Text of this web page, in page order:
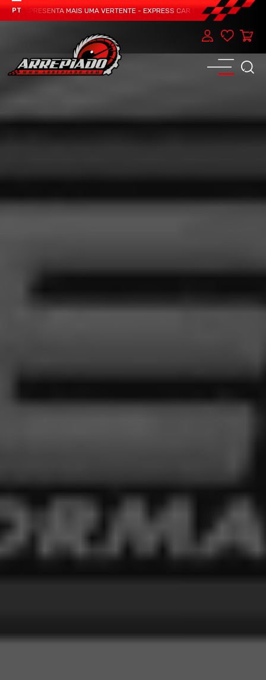
PT
APRESENTA MAIS UMA VERTENTE - EXPRESS CAR SERVICE, MANUTENÇÃO